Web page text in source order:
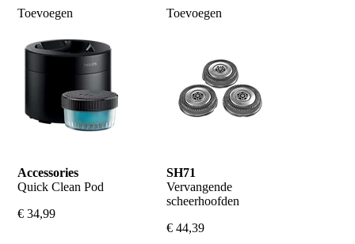
Toevoegen
Accessories
Quick Clean Pod
€ 34,99
Toevoegen
SH71
Vervangende
scheerhoofden
€ 44,39